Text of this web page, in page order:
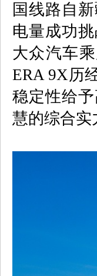
国线路自
电量成功
大众汽车
ERA 9X历
稳定性给
慧的综合实